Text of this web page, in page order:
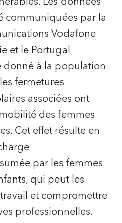
communiquées par la
Vodafone
et le Portugal
donné à la population
fermetures
associées ont
des femmes
Cet effet résulte en
par les femmes
qui peut les
et compromettre
professionnelles.